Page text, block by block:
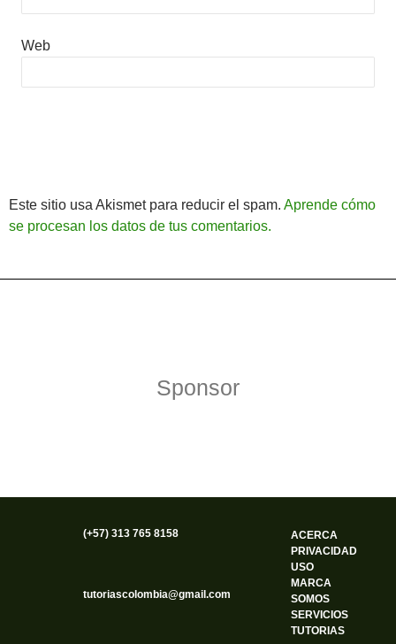
Web
Este sitio usa Akismet para reducir el spam. Aprende cómo
se procesan los datos de tus comentarios.
Sponsor
(+57) 313 765 8158
tutoriascolombia@gmail.com
ACERCA
PRIVACIDAD
USO
MARCA
SOMOS
SERVICIOS
TUTORIAS